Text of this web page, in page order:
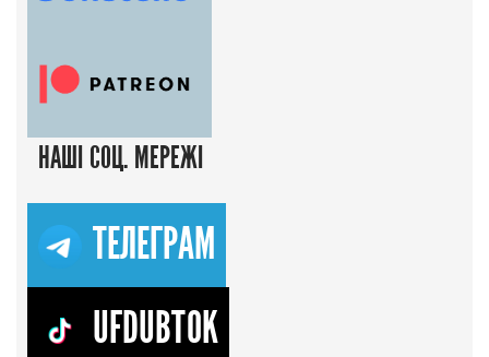
НАШІ СОЦ. МЕРЕЖІ
ТЕЛЕГРАМ
UFDUBTOK